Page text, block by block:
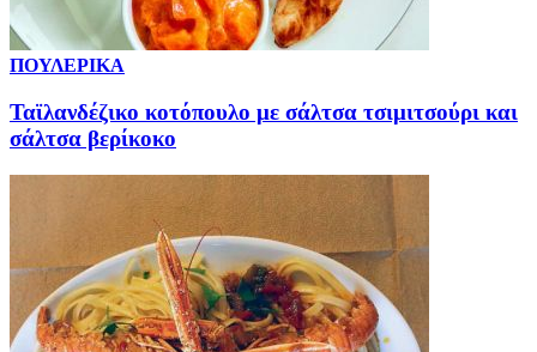
ΠΟΥΛΕΡΙΚΑ
Ταϊλανδέζικο κοτόπουλο με σάλτσα τσιμιτσούρι και
σάλτσα βερίκοκο